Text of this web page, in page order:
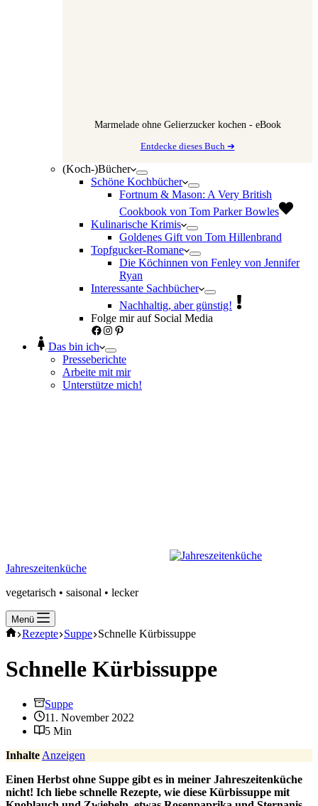
Marmelade ohne Gelierzucker kochen - eBook
Entdecke dieses Buch ➔
(Koch-)Bücher
Schöne Kochbücher
Fortnum & Mason: A Very British
Cookbook von Tom Parker Bowles
Kulinarische Krimis
Goldenes Gift von Tom Hillenbrand
Topfgucker-Romane
Die Köchinnen von Fenley von Jennifer
Ryan
Interessante Sachbücher
Nachhaltig, aber günstig!
Folge mir auf Social Media
Facebook
Instagram
Pinterest
Das bin ich
Presseberichte
Arbeite mit mir
Unterstütze mich!
Jahreszeitenküche
vegetarisch • saisonal • lecker
Menü
Start
Rezepte Suppe Schnelle Kürbissuppe
Schnelle Kürbissuppe
Suppe
11. November 2022
5 Min
Inhalte Anzeigen
Einen Herbst ohne Suppe gibt es in meiner Jahreszeitenküche
nicht! Ich liebe schnelle Rezepte, wie diese Kürbissuppe mit